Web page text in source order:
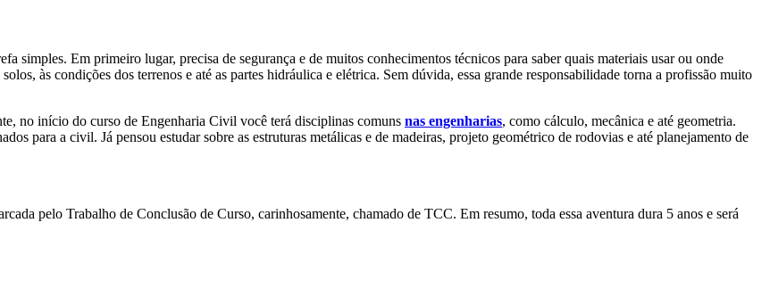
simples. Em primeiro lugar, precisa de segurança e de muitos conhecimentos técnicos para saber quais materiais usar ou onde
às condições dos terrenos e até as partes hidráulica e elétrica. Sem dúvida, essa grande responsabilidade torna a profissão muito
no início do curso de Engenharia Civil você terá disciplinas comuns nas engenharias, como cálculo, mecânica e até geometria.
para a civil. Já pensou estudar sobre as estruturas metálicas e de madeiras, projeto geométrico de rodovias e até planejamento de
pelo Trabalho de Conclusão de Curso, carinhosamente, chamado de TCC. Em resumo, toda essa aventura dura 5 anos e será